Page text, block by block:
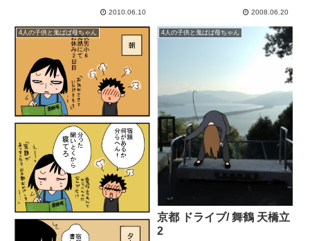
なで仲良く遊ぶこと!!」と"母の
物"として購入(笑)公園に持って行
って遊んだりしてたのですが怖い
人と混線したらしく、持ち...
2010.06.10
夜、届いた。大喜びの息子2人。
宅急便の人が驚く速度と興奮ぶり
でした (；・∀・)ありがとう！
黒ネコの人！（大雨土砂降りの...
2008.06.20
4人の子供と鬼ばば母ちゃん 4人の子供と鬼ばば母ちゃん
京都 ドライブ/ 舞鶴 天橋立
2